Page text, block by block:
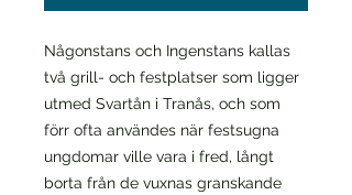
Någonstans och Ingenstans kallas
två grill- och festplatser som ligger
utmed Svartån i Tranås, och som
förr ofta användes när festsugna
ungdomar ville vara i fred, långt
borta från de vuxnas granskande